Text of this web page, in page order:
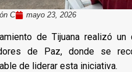
C mayo 23, 2026
de Tijuana realizó
de Paz, donde se
de liderar esta iniciativa.